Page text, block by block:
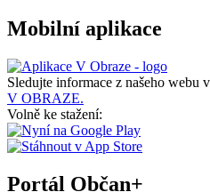
Mobilní aplikace
Sledujte informace z našeho webu v
V OBRAZE.
Volně ke stažení:
Portál Občan+